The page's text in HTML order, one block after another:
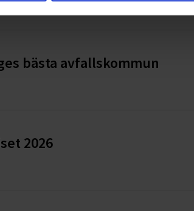
bästa avfallskommun
2026